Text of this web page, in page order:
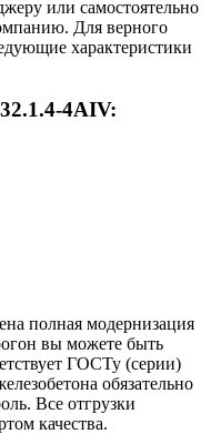
или самостоятельно
Для верного
характеристики
4АIV:
полная модернизация
вы можете быть
ГОСТу (серии)
обязательно
Все отгрузки
качества.